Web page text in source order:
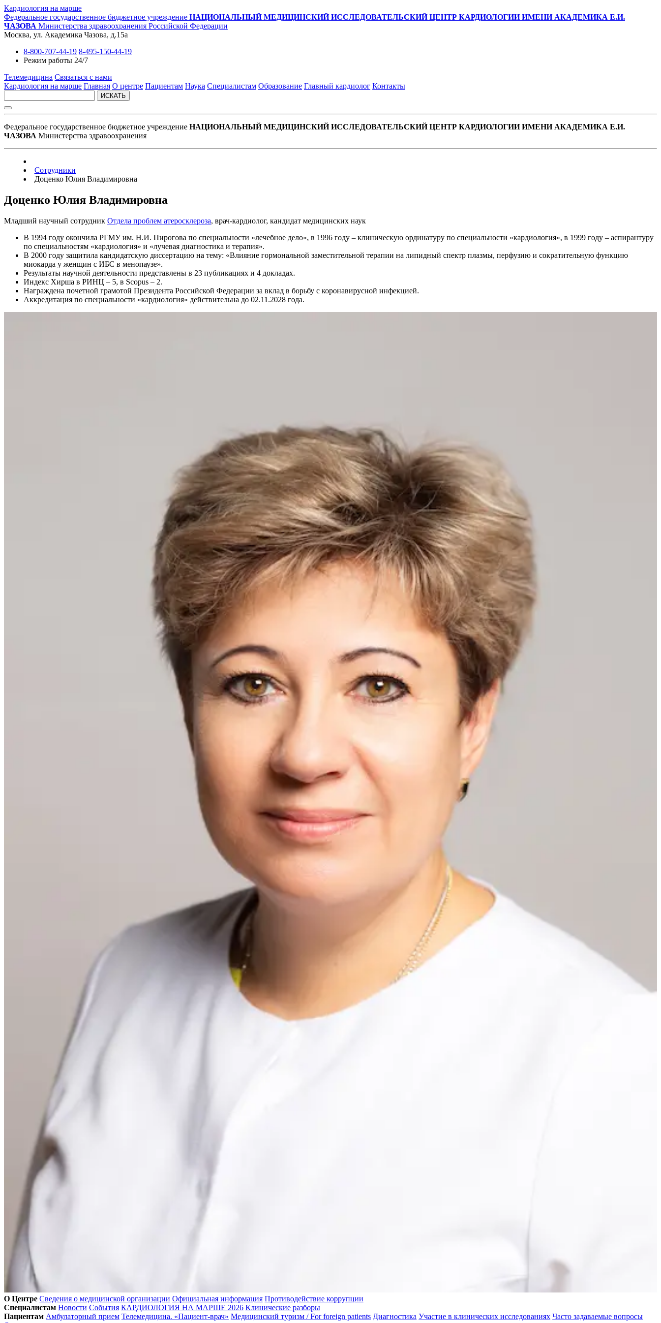
Кардиология на марше
Федеральное государственное бюджетное учреждение НАЦИОНАЛЬНЫЙ МЕДИЦИНСКИЙ ИССЛЕДОВАТЕЛЬСКИЙ ЦЕНТР КАРДИОЛОГИИ ИМЕНИ АКАДЕМИКА Е.И.
ЧАЗОВА Министерства здравоохранения Российской Федерации
Москва, ул. Академика Чазова, д.15а
8-800-707-44-19 8-495-150-44-19
Режим работы 24/7
Телемедицина Связаться с нами
Кардиология на марше Главная О центре Пациентам Наука Специалистам Образование Главный кардиолог Контакты
ИСКАТЬ
Федеральное государственное бюджетное учреждение НАЦИОНАЛЬНЫЙ МЕДИЦИНСКИЙ ИССЛЕДОВАТЕЛЬСКИЙ ЦЕНТР КАРДИОЛОГИИ ИМЕНИ АКАДЕМИКА Е.И.
ЧАЗОВА Министерства здравоохранения
Сотрудники
Доценко Юлия Владимировна
Доценко Юлия Владимировна
Младший научный сотрудник Отдела проблем атеросклероза, врач-кардиолог, кандидат медицинских наук
В 1994 году окончила РГМУ им. Н.И. Пирогова по специальности «лечебное дело», в 1996 году – клиническую ординатуру по специальности «кардиология», в 1999 году – аспирантуру
по специальностям «кардиология» и «лучевая диагностика и терапия».
В 2000 году защитила кандидатскую диссертацию на тему: «Влияние гормональной заместительной терапии на липидный спектр плазмы, перфузию и сократительную функцию
миокарда у женщин с ИБС в менопаузе».
Результаты научной деятельности представлены в 23 публикациях и 4 докладах.
Индекс Хирша в РИНЦ – 5, в Scopus – 2.
Награждена почетной грамотой Президента Российской Федерации за вклад в борьбу с коронавирусной инфекцией.
Аккредитация по специальности «кардиология» действительна до 02.11.2028 года.
О Центре Сведения о медицинской организации Официальная информация Противодействие коррупции
Специалистам Новости События КАРДИОЛОГИЯ НА МАРШЕ 2026 Клинические разборы
Пациентам Амбулаторный прием Телемедицина. «Пациент-врач» Медицинский туризм / For foreign patients Диагностика Участие в клинических исследованиях Часто задаваемые вопросы